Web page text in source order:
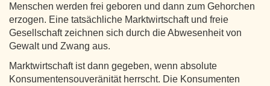
Menschen werden frei geboren und dann zum Gehorchen
erzogen. Eine tatsächliche Marktwirtschaft und freie
Gesellschaft zeichnen sich durch die Abwesenheit von
Gewalt und Zwang aus.
Marktwirtschaft ist dann gegeben, wenn absolute
Konsumentensouveränität herrscht. Die Konsumenten